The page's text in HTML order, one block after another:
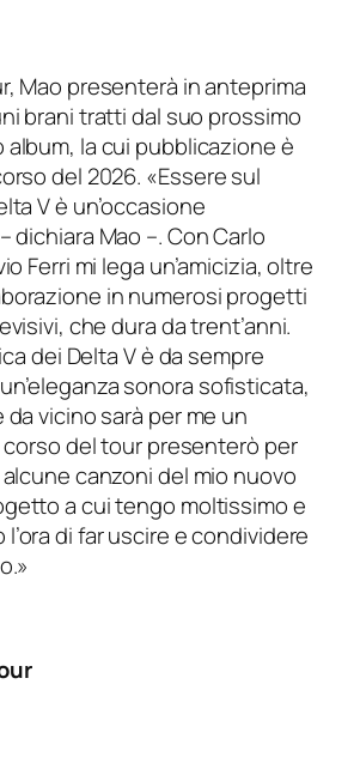
Mao presenterà in anteprima
brani tratti dal suo prossimo
la cui pubblicazione è
del 2026. «Essere sul
V è un’occasione
– dichiara Mao –.Con Carlo
Ferri mi lega un’amicizia, oltre
in numerosi progetti
che dura da trent’anni.
dei Delta V è da sempre
sonora sofisticata,
vicino sarà per me un
corso del tour presenterò per
canzoni del mio nuovo
a cui tengo moltissimo e
di far uscire e condividere
»